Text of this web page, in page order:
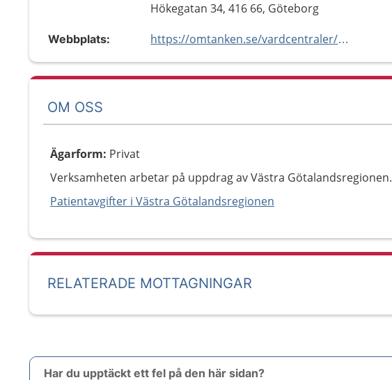
Hökegatan 34, 416 66, Göteborg
Webbplats: https://omtanken.se/vardcentraler/olskroken/
OM OSS
Ägarform: Privat
Verksamheten arbetar på uppdrag av Västra Götalandsregionen.
Patientavgifter i Västra Götalandsregionen
RELATERADE MOTTAGNINGAR
Har du upptäckt ett fel på den här sidan?